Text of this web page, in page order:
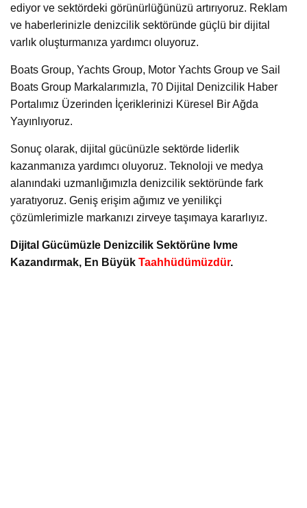
ediyor ve sektördeki görünürlüğünüzü artırıyoruz. Reklam
ve haberlerinizle denizcilik sektöründe güçlü bir dijital
varlık oluşturmanıza yardımcı oluyoruz.
Boats Group, Yachts Group, Motor Yachts Group ve Sail
Boats Group Markalarımızla, 70 Dijital Denizcilik Haber
Portalımız Üzerinden İçeriklerinizi Küresel Bir Ağda
Yayınlıyoruz.
Sonuç olarak, dijital gücünüzle sektörde liderlik
kazanmanıza yardımcı oluyoruz. Teknoloji ve medya
alanındaki uzmanlığımızla denizcilik sektöründe fark
yaratıyoruz. Geniş erişim ağımız ve yenilikçi
çözümlerimizle markanızı zirveye taşımaya kararlıyız.
Dijital Gücümüzle Denizcilik Sektörüne Ivme
Kazandırmak, En Büyük Taahhüdümüzdür.